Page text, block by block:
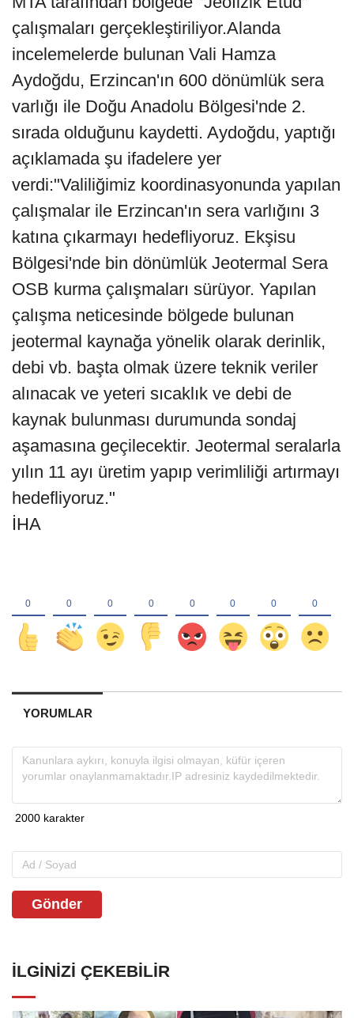
çalışmaları gerçekleştiriliyor.Alanda
incelemelerde bulunan Vali Hamza
Aydoğdu, Erzincan'ın 600 dönümlük sera
varlığı ile Doğu Anadolu Bölgesi'nde 2.
sırada olduğunu kaydetti. Aydoğdu, yaptığı
açıklamada şu ifadelere yer
verdi:"Valiliğimiz koordinasyonunda yapılan
çalışmalar ile Erzincan'ın sera varlığını 3
katına çıkarmayı hedefliyoruz. Ekşisu
Bölgesi'nde bin dönümlük Jeotermal Sera
OSB kurma çalışmaları sürüyor. Yapılan
çalışma neticesinde bölgede bulunan
jeotermal kaynağa yönelik olarak derinlik,
debi vb. başta olmak üzere teknik veriler
alınacak ve yeteri sıcaklık ve debi de
kaynak bulunması durumunda sondaj
aşamasına geçilecektir. Jeotermal seralarla
yılın 11 ayı üretim yapıp verimliliği artırmayı
hedefliyoruz."
İHA
YORUMLAR
Gönder
İLGINIZI ÇEKEBILIR